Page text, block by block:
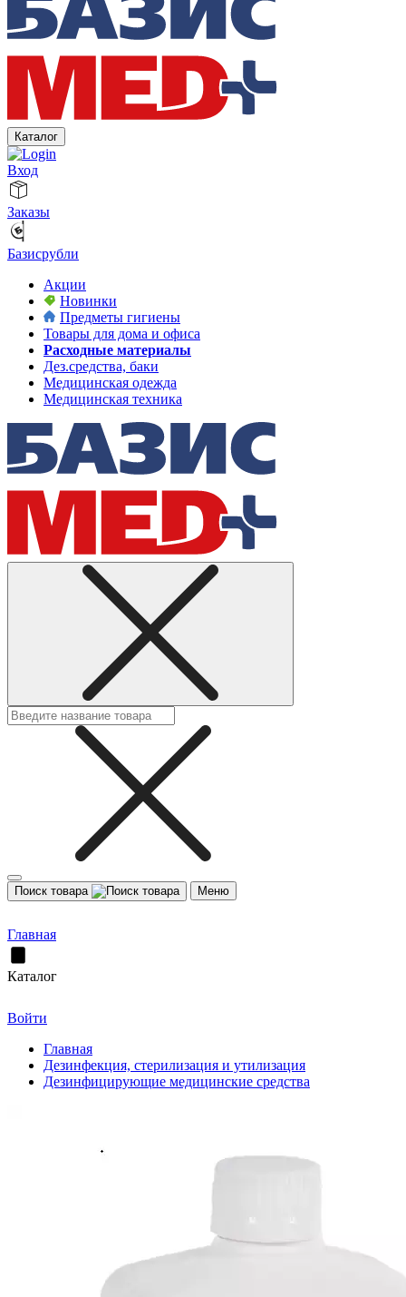
Каталог
Вход
Заказы
Базисрубли
Акции
Новинки
Предметы гигиены
Товары для дома и офиса
Расходные материалы
Дез.средства, баки
Медицинская одежда
Медицинская техника
Поиск товара Меню
Главная
Каталог
Войти
Главная
Дезинфекция, стерилизация и утилизация
Дезинфицирующие медицинские средства